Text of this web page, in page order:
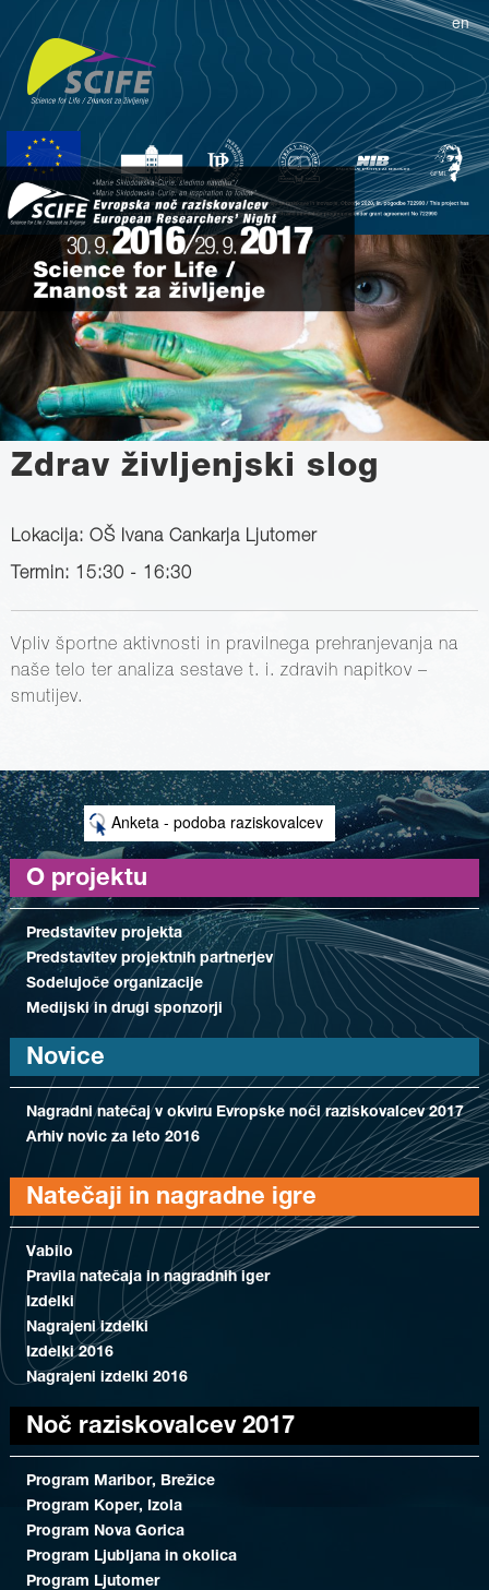
en
Zdrav življenjski slog
Lokacija: OŠ Ivana Cankarja Ljutomer
Termin: 15:30 - 16:30
Vpliv športne aktivnosti in pravilnega prehranjevanja na
naše telo ter analiza sestave t. i. zdravih napitkov –
smutijev.
Anketa - podoba raziskovalcev
O projektu
Predstavitev projekta
Predstavitev projektnih partnerjev
Sodelujoče organizacije
Medijski in drugi sponzorji
Novice
Nagradni natečaj v okviru Evropske noči raziskovalcev 2017
Arhiv novic za leto 2016
Natečaji in nagradne igre
Vabilo
Pravila natečaja in nagradnih iger
Izdelki
Nagrajeni izdelki
Izdelki 2016
Nagrajeni izdelki 2016
Noč raziskovalcev 2017
Program Maribor, Brežice
Program Koper, Izola
Program Nova Gorica
Program Ljubljana in okolica
Program Ljutomer